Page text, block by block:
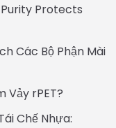
Protects
Các Bộ Phận Mài
Vảy rPET?
Chế Nhựa: